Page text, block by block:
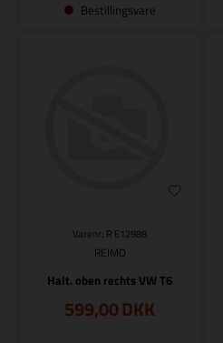
Bestillingsvare
Varenr.: R E12988
REIMO
Halt. oben rechts VW T6
599,00DKK